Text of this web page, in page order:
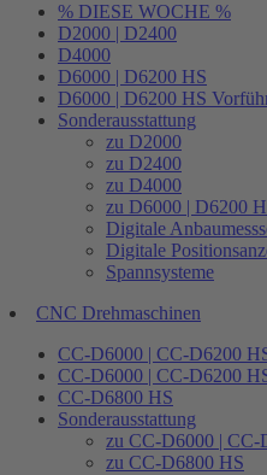
% DIESE WOCHE %
D2000 | D2400
D4000
D6000 | D6200 HS
D6000 | D6200 HS
Sonderausstattung
zu D2000
zu D2400
zu D4000
zu D6000 | D6200
Digitale
Digitale
Spannsysteme
CNC Drehmaschinen
CC-D6000 | CC-D6200
CC-D6000 | CC-D6200
CC-D6800 HS
Sonderausstattung
zu CC-D6000 | CC-
zu CC-D6800 HS